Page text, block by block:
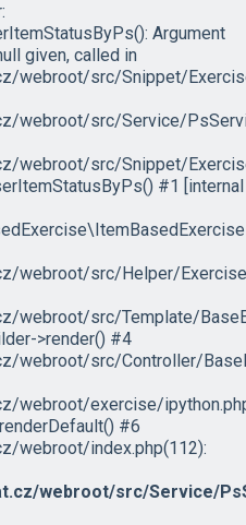
Argument
given, called in
webroot/src/Snippet/
webroot/src/Service/
webroot/src/Snippet/
#1 [internal
webroot/src/Helper/
webroot/src/Template/
>render() #4
webroot/src/Controller/
webroot/exercise/
#6
webroot/index.php(112):
webroot/src/Service/